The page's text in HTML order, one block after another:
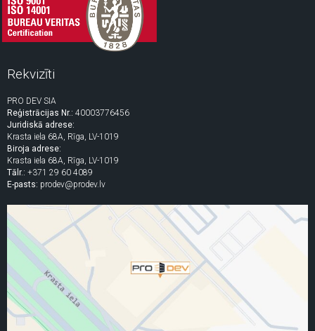
Rekvizīti
PRO DEV SIA
Reģistrācijas Nr.: 40003776456
Juridiskā adrese:
Krasta iela 68A, Rīga, LV-1019
Biroja adrese:
Krasta iela 68A, Rīga, LV-1019
Tālr.: +371 29 60 4089
E-pasts: prodev@prodev.lv